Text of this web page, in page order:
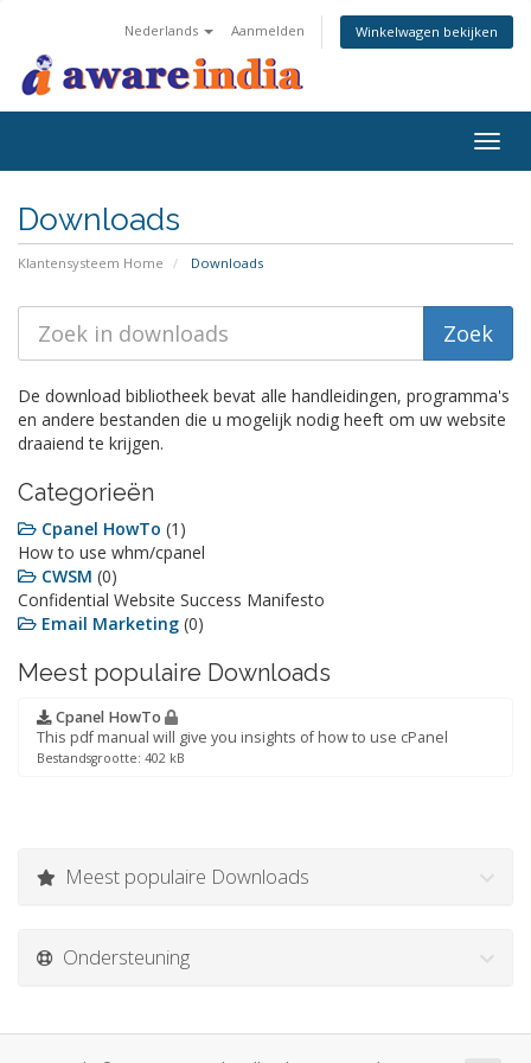
Nederlands Aanmelden Winkelwagen bekijken
Downloads
Klantensysteem Home Downloads
De download bibliotheek bevat alle handleidingen, programma's
en andere bestanden die u mogelijk nodig heeft om uw website
draaiend te krijgen.
Categorieën
Cpanel HowTo (1)
How to use whm/cpanel
CWSM (0)
Confidential Website Success Manifesto
Email Marketing (0)
Meest populaire Downloads
Cpanel HowTo
This pdf manual will give you insights of how to use cPanel
Bestandsgrootte: 402 kB
Meest populaire Downloads
Ondersteuning